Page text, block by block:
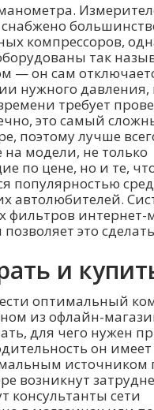
компрессоров,
так
— он сам
нужного давления,
требует
это самый
поэтому лучше
модели, не только
по цене, но и те,
популярностью
автолюбителей.
фильтров интернет-
это
и
оптимальный
из офлайн-
для чего нужен
он
источником
возникнут
консультанты сети